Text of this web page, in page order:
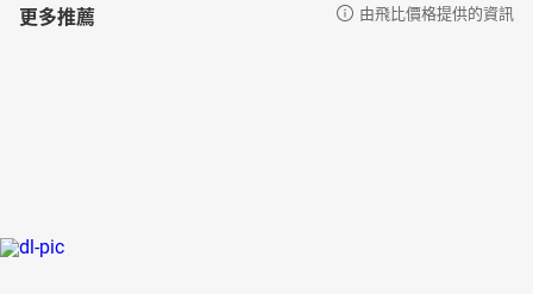
更多推薦 由飛比價格提供的資訊